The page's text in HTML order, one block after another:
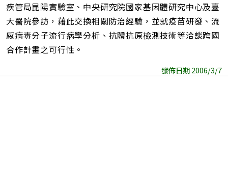
疾管局昆陽實驗室、中央研究院國家基因體研究中心及臺
大醫院參訪，藉此交換相關防治經驗，並就疫苗研發、流
感病毒分子流行病學分析、抗體抗原檢測技術等洽談跨國
合作計畫之可行性。
發佈日期 2006/3/7